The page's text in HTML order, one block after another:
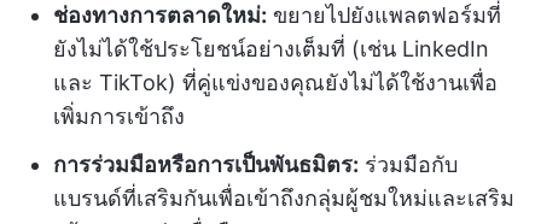
ช่องทางการตลาดใหม่: ขยายไปยังแพลตฟอร์มที่
ยังไม่ได้ใช้ประโยชน์อย่างเต็มที่ (เช่น LinkedIn
และ TikTok) ที่คู่แข่งของคุณยังไม่ได้ใช้งานเพื่อ
เพิ่มการเข้าถึง
การร่วมมือหรือการเป็นพันธมิตร: ร่วมมือกับ
แบรนด์ที่เสริมกันเพื่อเข้าถึงกลุ่มผู้ชมใหม่และเสริม